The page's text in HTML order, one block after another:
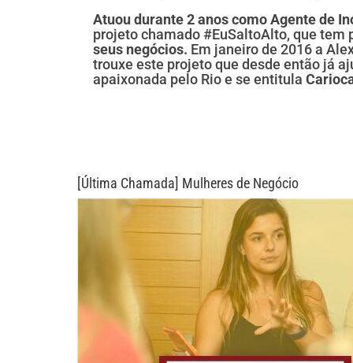
Atuou durante 2 anos como Agente de
projeto chamado #EuSaltoAlto, que tem
seus negócios. Em janeiro de 2016 a
trouxe este projeto que desde então já
apaixonada pelo Rio e se entitula
[Última Chamada] Mulheres de Negócio